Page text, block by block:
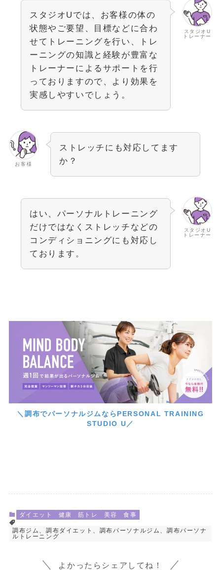
スタジオU
トレーナー
スタジオUでは、お客様の体の
状態やご要望、目標などに合わ
せてトレーニングを行い、トレ
ーニングの知識と経験が豊富な
トレーナーによるサポートを行
っておりますので、より効果を
実感しやすいでしょう。
お客様
ストレッチにも対応してます
か？
スタジオU
トレーナー
はい、パーソナルトレーニング
だけではなくストレッチなどの
コンディショニングにも対応し
ております。
＼調布でパーソナルジムならPERSONAL TRAINING
STUDIO U／
ダイエット 健康 筋トレ 美容 食事
調布ジム、調布ダイエット、調布パーソナルジム、調布パーソナ
ルトレーニング
よかったらシェアしてね！